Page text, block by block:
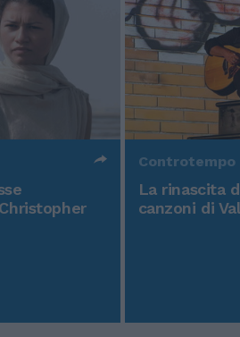
Controtempo
La rinascita
canzoni di